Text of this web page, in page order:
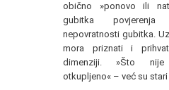
obično »ponovo ili
gubitka
nepovratnosti gubitka.
mora priznati i
dimenziji. »Što nije
otkupljeno« – već su